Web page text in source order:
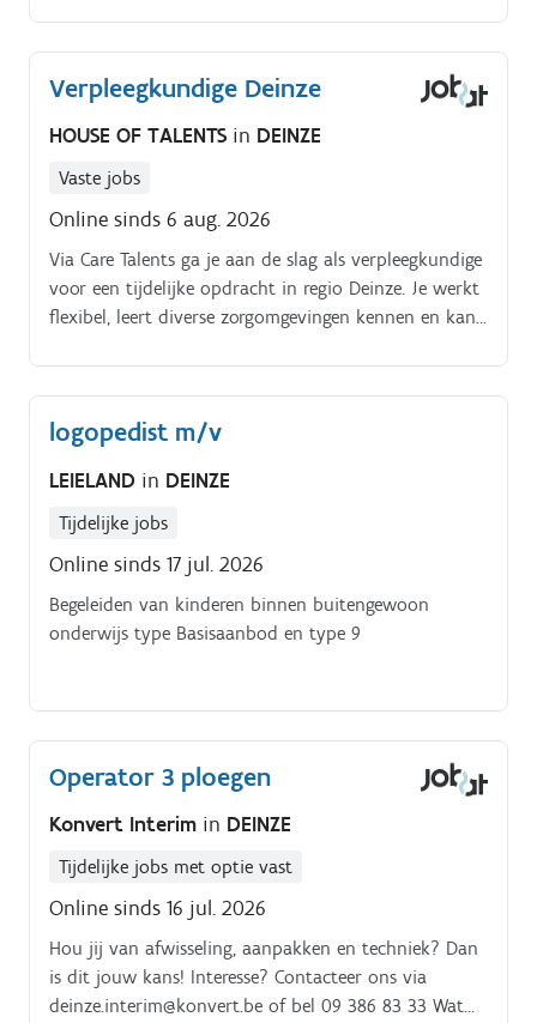
Verpleegkundige Deinze
HOUSE OF TALENTS in DEINZE
Vaste jobs
Online sinds 6 aug. 2026
Via Care Talents ga je aan de slag als verpleegkundige
voor een tijdelijke opdracht in regio Deinze. Je werkt
flexibel, leert diverse zorgomgevingen kennen en kan
logopedist m/v
LEIELAND in DEINZE
Tijdelijke jobs
Online sinds 17 jul. 2026
Begeleiden van kinderen binnen buitengewoon
onderwijs type Basisaanbod en type 9
Operator 3 ploegen
Konvert Interim in DEINZE
Tijdelijke jobs met optie vast
Online sinds 16 jul. 2026
Hou jij van afwisseling, aanpakken en techniek? Dan
is dit jouw kans! Interesse? Contacteer ons via
deinze.interim@konvert.be of bel 09 386 83 33 Wat